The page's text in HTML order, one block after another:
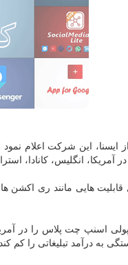
ایسنا، این شرکت اعلام
انگلیس، کانادا،
به درآمد تبلیغاتی را کم